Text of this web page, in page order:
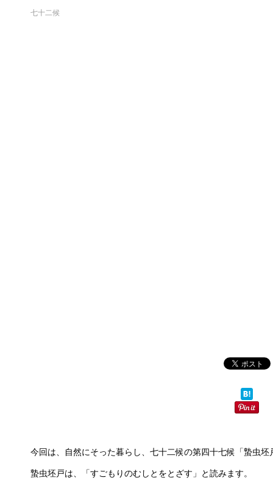
七十二候
今回は、自然にそった暮らし、七十二候の第四十七候「蟄虫坯
蟄虫坯戸は、「すごもりのむしとをとざす」と読みます。